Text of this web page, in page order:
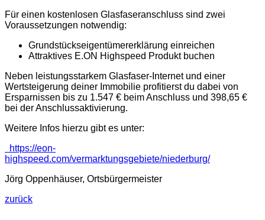
Für einen kostenlosen Glasfaseranschluss sind zwei
Voraussetzungen notwendig:
Grundstückseigentümererklärung einreichen
Attraktives E.ON Highspeed Produkt buchen
Neben leistungsstarkem Glasfaser-Internet und einer
Wertsteigerung deiner Immobilie profitierst du dabei von
Ersparnissen bis zu 1.547 € beim Anschluss und 398,65 €
bei der Anschlussaktivierung.
Weitere Infos hierzu gibt es unter:
https://eon-
highspeed.com/vermarktungsgebiete/niederburg/
Jörg Oppenhäuser, Ortsbürgermeister
zurück